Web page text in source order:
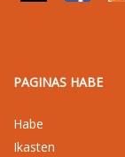
PAGINAS HABE
Habe
Ikasten